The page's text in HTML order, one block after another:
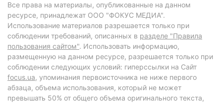
Все права на материалы, опубликованные на данном
ресурсе, принадлежат ООО "ФОКУС МЕДИА".
Использование материалов разрешается только при
соблюдении требований, описанных в разделе "Правила
пользования сайтом". Использовать информацию,
размещенную на данном ресурсе, разрешается только при
соблюдении следующих условий: гиперссылки на Сайт
focus.ua, упоминания первоисточника не ниже первого
абзаца, объема использования, который не может
превышать 50% от общего объема оригинального текста,